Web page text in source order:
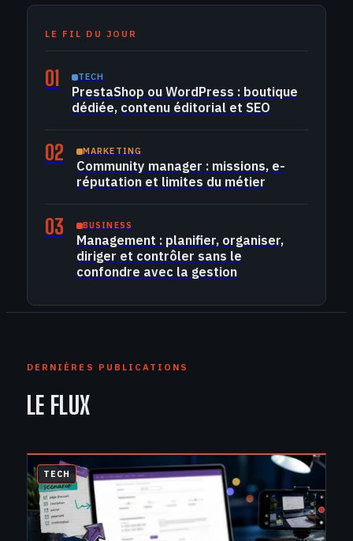
LE FIL DU JOUR
01 TECH
PrestaShop ou WordPress : boutique
dédiée, contenu éditorial et SEO
02 MARKETING
Community manager : missions, e-
réputation et limites du métier
03 BUSINESS
Management : planifier, organiser,
diriger et contrôler sans le
confondre avec la gestion
DERNIÈRES PUBLICATIONS
LE FLUX
TECH